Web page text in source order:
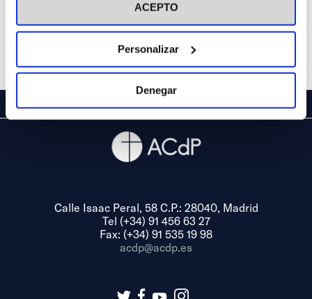
ACEPTO
Personalizar
Denegar
Calle Isaac Peral, 58 C.P.: 28040, Madrid
Tel (+34) 91 456 63 27
Fax: (+34) 91 535 19 98
acdp@acdp.es